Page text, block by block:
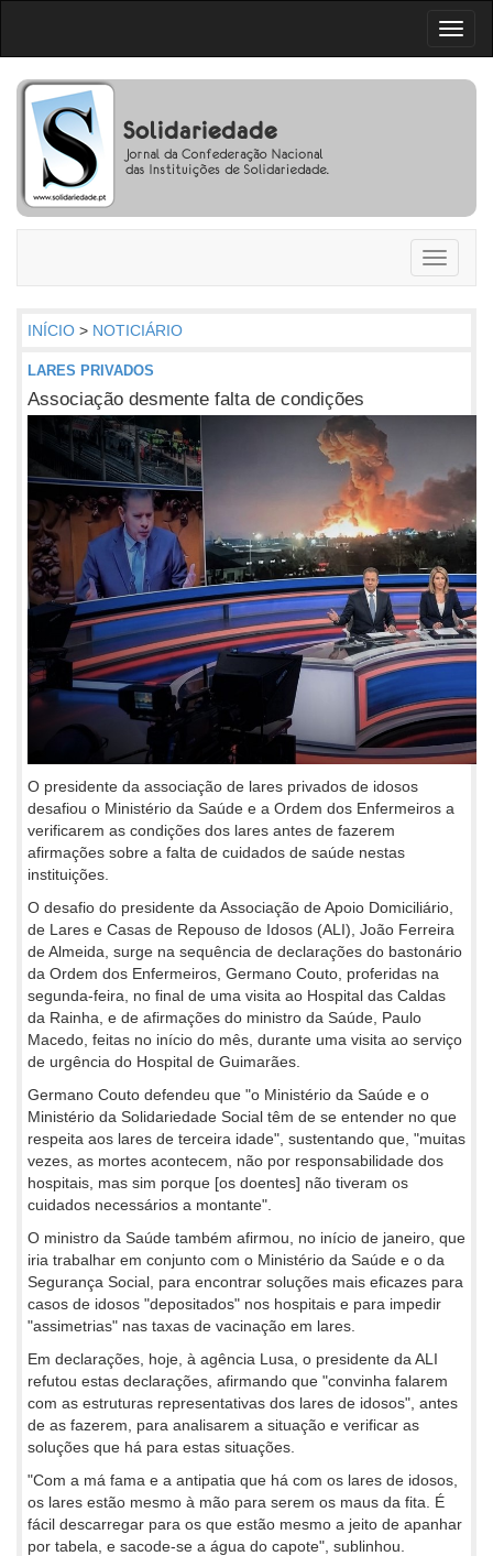
Toggle
INÍCIO > NOTICIÁRIO
LARES PRIVADOS
Associação desmente falta de condições
O presidente da associação de lares privados de idosos
desafiou o Ministério da Saúde e a Ordem dos Enfermeiros a
verificarem as condições dos lares antes de fazerem
afirmações sobre a falta de cuidados de saúde nestas
instituições.
O desafio do presidente da Associação de Apoio Domiciliário,
de Lares e Casas de Repouso de Idosos (ALI), João Ferreira
de Almeida, surge na sequência de declarações do bastonário
da Ordem dos Enfermeiros, Germano Couto, proferidas na
segunda-feira, no final de uma visita ao Hospital das Caldas
da Rainha, e de afirmações do ministro da Saúde, Paulo
Macedo, feitas no início do mês, durante uma visita ao serviço
de urgência do Hospital de Guimarães.
Germano Couto defendeu que "o Ministério da Saúde e o
Ministério da Solidariedade Social têm de se entender no que
respeita aos lares de terceira idade", sustentando que, "muitas
vezes, as mortes acontecem, não por responsabilidade dos
hospitais, mas sim porque [os doentes] não tiveram os
cuidados necessários a montante".
O ministro da Saúde também afirmou, no início de janeiro, que
iria trabalhar em conjunto com o Ministério da Saúde e o da
Segurança Social, para encontrar soluções mais eficazes para
casos de idosos "depositados" nos hospitais e para impedir
"assimetrias" nas taxas de vacinação em lares.
Em declarações, hoje, à agência Lusa, o presidente da ALI
refutou estas declarações, afirmando que "convinha falarem
com as estruturas representativas dos lares de idosos", antes
de as fazerem, para analisarem a situação e verificar as
soluções que há para estas situações.
"Com a má fama e a antipatia que há com os lares de idosos,
os lares estão mesmo à mão para serem os maus da fita. É
fácil descarregar para os que estão mesmo a jeito de apanhar
por tabela, e sacode-se a água do capote", sublinhou.